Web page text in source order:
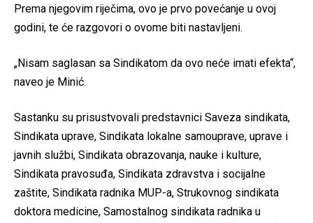
Prema njegovim riječima, ovo je prvo povećanje u ovoj
godini, te će razgovori o ovome biti nastavljeni.
„Nisam saglasan sa Sindikatom da ovo neće imati efekta“,
naveo je Minić.
Sastanku su prisustvovali predstavnici Saveza sindikata,
Sindikata uprave, Sindikata lokalne samouprave, uprave i
javnih službi, Sindikata obrazovanja, nauke i kulture,
Sindikata pravosuđa, Sindikata zdravstva i socijalne
zaštite, Sindikata radnika MUP-a, Strukovnog sindikata
doktora medicine, Samostalnog sindikata radnika u